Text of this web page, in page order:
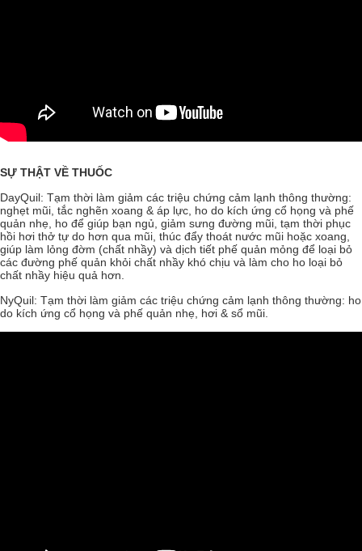
SỰ THẬT VỀ THUỐC
DayQuil: Tạm thời làm giảm các triệu chứng cảm lạnh thông thường:
nghẹt mũi, tắc nghẽn xoang & áp lực, ho do kích ứng cổ họng và phế
quản nhẹ, ho để giúp bạn ngủ, giảm sưng đường mũi, tạm thời phục
hồi hơi thở tự do hơn qua mũi, thúc đẩy thoát nước mũi hoặc xoang,
giúp làm lỏng đờm (chất nhầy) và dịch tiết phế quản mỏng để loại bỏ
các đường phế quản khỏi chất nhầy khó chịu và làm cho ho loại bỏ
chất nhầy hiệu quả hơn.
NyQuil: Tạm thời làm giảm các triệu chứng cảm lạnh thông thường: ho
do kích ứng cổ họng và phế quản nhẹ, hơi & sổ mũi.